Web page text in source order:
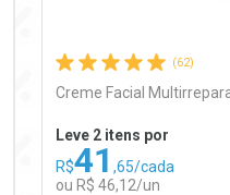
(62)
Creme Facial
Leve 2 itens por
R$41 ,65/cada
ou R$ 46,12/un